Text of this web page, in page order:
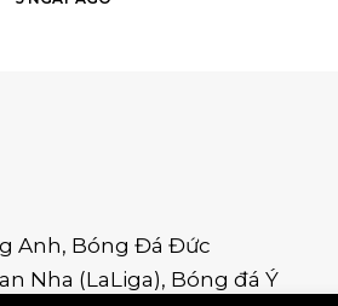
Anh, Bóng Đá Đức
Nha (LaLiga), Bóng đá Ý